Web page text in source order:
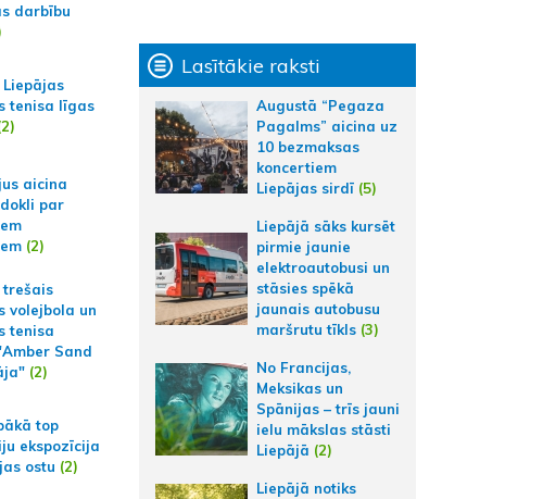
darbību
tenisa līgas
aicina
par
(2)
volejbola un
tenisa
Sand
(2)
top
ekspozīcija
ostu (2)
Lasītākie raksti
Augustā “Pegaza
Pagalms” aicina uz
10 bezmaksas
koncertiem
Liepājas sirdī (5)
Liepājā sāks kursēt
pirmie jaunie
elektroautobusi un
stāsies spēkā
jaunais autobusu
maršrutu tīkls (3)
No Francijas,
Meksikas un
Spānijas – trīs jauni
ielu mākslas stāsti
Liepājā (2)
Liepājā notiks